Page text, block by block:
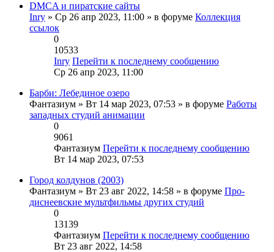
DMCA и пиратские сайты
Inry » Ср 26 апр 2023, 11:00 » в форуме Коллекция
ссылок
0
10533
Inry Перейти к последнему сообщению
Ср 26 апр 2023, 11:00
Барби: Лебединое озеро
Фантазиум » Вт 14 мар 2023, 07:53 » в форуме Работы
западных студий анимации
0
9061
Фантазиум Перейти к последнему сообщению
Вт 14 мар 2023, 07:53
Город колдунов (2003)
Фантазиум » Вт 23 авг 2022, 14:58 » в форуме Про-
диснеевские мультфильмы других студий
0
13139
Фантазиум Перейти к последнему сообщению
Вт 23 авг 2022, 14:58